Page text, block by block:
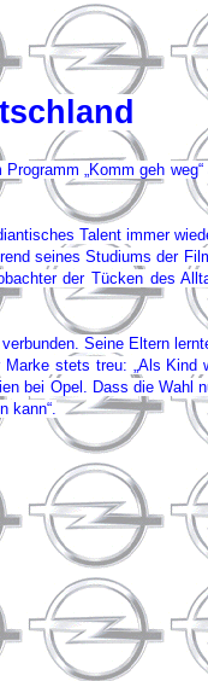
„Komm geh
Talent immer
seines Studiums der
der Tücken des
Seine Eltern
stets treu: „Als
bei Opel. Dass die Wahl
kann“.